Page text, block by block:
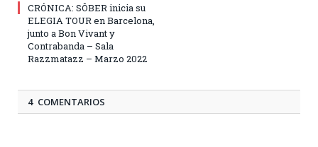
CRÓNICA: SÔBER inicia su
ELEGIA TOUR en Barcelona,
junto a Bon Vivant y
Contrabanda – Sala
Razzmatazz – Marzo 2022
4 COMENTARIOS